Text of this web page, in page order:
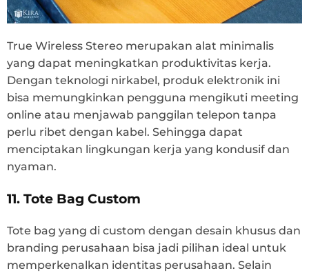
True Wireless Stereo merupakan alat minimalis
yang dapat meningkatkan produktivitas kerja.
Dengan teknologi nirkabel, produk elektronik ini
bisa memungkinkan pengguna mengikuti meeting
online atau menjawab panggilan telepon tanpa
perlu ribet dengan kabel. Sehingga dapat
menciptakan lingkungan kerja yang kondusif dan
nyaman.
11. Tote Bag Custom
Tote bag yang di custom dengan desain khusus dan
branding perusahaan bisa jadi pilihan ideal untuk
memperkenalkan identitas perusahaan. Selain